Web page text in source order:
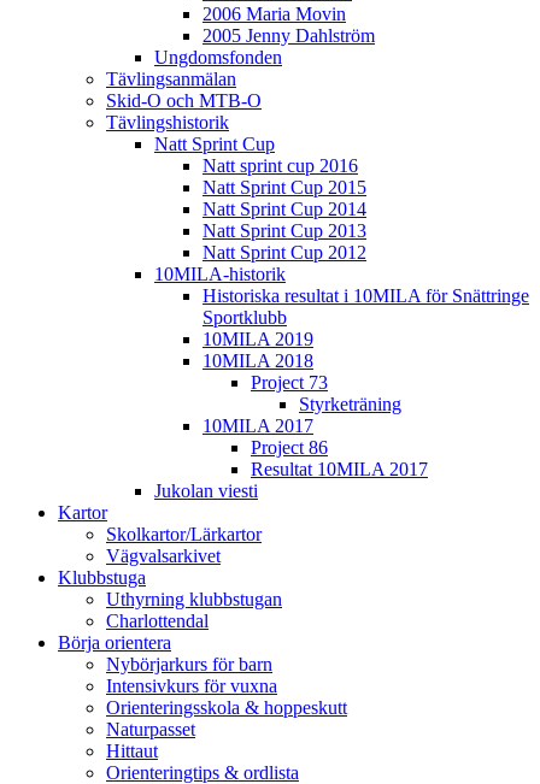
2006 Maria Movin
2005 Jenny Dahlström
Ungdomsfonden
Tävlingsanmälan
Skid-O och MTB-O
Tävlingshistorik
Natt Sprint Cup
Natt sprint cup 2016
Natt Sprint Cup 2015
Natt Sprint Cup 2014
Natt Sprint Cup 2013
Natt Sprint Cup 2012
10MILA-historik
Historiska resultat i 10MILA för Snättringe
Sportklubb
10MILA 2019
10MILA 2018
Project 73
Styrketräning
10MILA 2017
Project 86
Resultat 10MILA 2017
Jukolan viesti
Kartor
Skolkartor/Lärkartor
Vägvalsarkivet
Klubbstuga
Uthyrning klubbstugan
Charlottendal
Börja orientera
Nybörjarkurs för barn
Intensivkurs för vuxna
Orienteringsskola & hoppeskutt
Naturpasset
Hittaut
Orienteringtips & ordlista